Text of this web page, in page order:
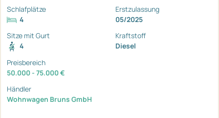
Schlafplätze
4
Erstzulassung
05/2025
Sitze mit Gurt
4
Kraftstoff
Diesel
Preisbereich
50.000 - 75.000 €
Händler
Wohnwagen Bruns GmbH